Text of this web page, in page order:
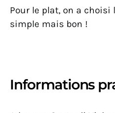
Pour le plat, on a
simple mais bon !
Informations